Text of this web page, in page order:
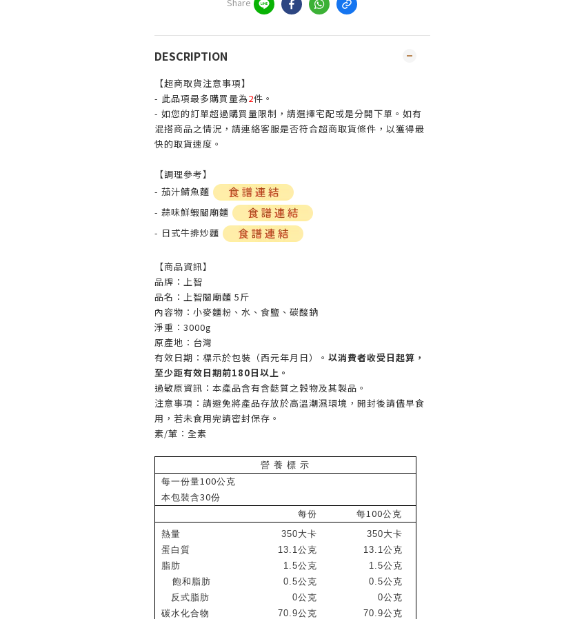
DESCRIPTION
【超商取貨注意事項】
- 此品項最多購買量為2件。
- 如您的訂單超過購買量限制，請選擇宅配或是分開下單。如有
混搭商品之情況，請連絡客服是否符合超商取貨條件，以獲得最
快的取貨速度。
【調理參考】
- 茄汁鯖魚麵
- 蒜味鮮蝦關廟麵
- 日式牛排炒麵
【商品資訊】
品牌：上智
品名：上智關廟麵 5斤
內容物：小麥麵粉、水、食鹽、碳酸鈉
淨重：3000g
原產地：台灣
有效日期：標示於包裝（西元年月日）。 以消費者收受日起算，
至少距有效日期前180日以上。
過敏原資訊：本產品含有含麩質之穀物及其製品。
注意事項：請避免將產品存放於高溫潮濕環境，開封後請儘早食
用，若未食用完請密封保存。
素/葷：全素
營 養 標 示
每一份量100公克
本包裝含30份
每份
每100公克
熱量
蛋白質
脂肪
飽和脂肪
反式脂肪
碳水化合物
350大卡
13.1公克
1.5公克
0.5公克
0公克
70.9公克
350大卡
13.1公克
1.5公克
0.5公克
0公克
70.9公克